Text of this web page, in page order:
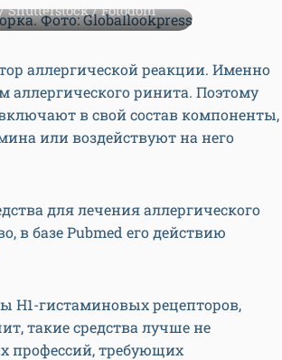
/ Fotodom
аллергической реакции. Именно
аллергического ринита. Поэтому
в свой состав компоненты,
или воздействуют на него
для лечения аллергического
в базе Pubmed его действию
H1-гистаминовых рецепторов,
такие средства лучше не
профессий, требующих